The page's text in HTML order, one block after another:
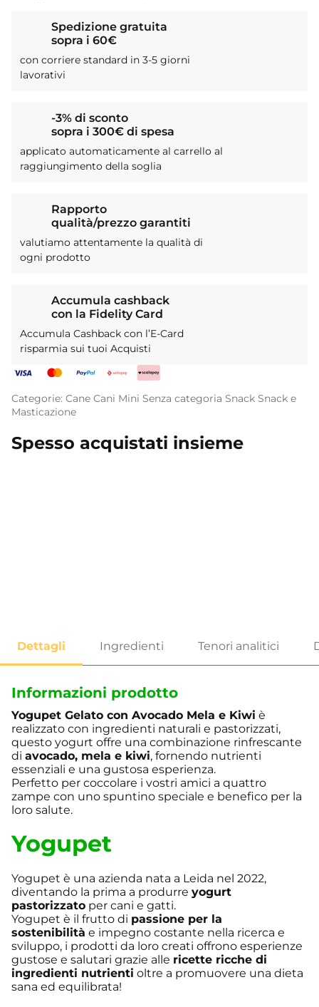
Spedizione gratuita
sopra i 60€
con corriere standard in 3-5 giorni
lavorativi
-3% di sconto
sopra i 300€ di spesa
applicato automaticamente al carrello al
raggiungimento della soglia
Rapporto
qualità/prezzo garantiti
valutiamo attentamente la qualità di
ogni prodotto
Accumula cashback
con la Fidelity Card
Accumula Cashback con l’E-Card
risparmia sui tuoi Acquisti
Categorie: Cane Cani Mini Senza categoria Snack Snack e
Masticazione
Spesso acquistati insieme
Informazioni prodotto
Yogupet Gelato con Avocado Mela e Kiwi è
realizzato con ingredienti naturali e pastorizzati,
questo yogurt offre una combinazione rinfrescante
di avocado, mela e kiwi, fornendo nutrienti
essenziali e una gustosa esperienza.
Perfetto per coccolare i vostri amici a quattro
zampe con uno spuntino speciale e benefico per la
loro salute.
Yogupet
Yogupet è una azienda nata a Leida nel 2022,
diventando la prima a produrre yogurt
pastorizzato per cani e gatti.
Yogupet è il frutto di passione per la
sostenibilità e impegno costante nella ricerca e
sviluppo, i prodotti da loro creati offrono esperienze
gustose e salutari grazie alle ricette ricche di
ingredienti nutrienti oltre a promuovere una dieta
sana ed equilibrata!